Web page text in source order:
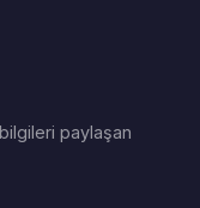
paylaşan